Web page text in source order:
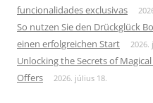
funcionalidades exclusivas
So nutzen Sie den Drückglück
einen erfolgreichen Start
2026.
Unlocking the Secrets of
Offers
2026. július 18.